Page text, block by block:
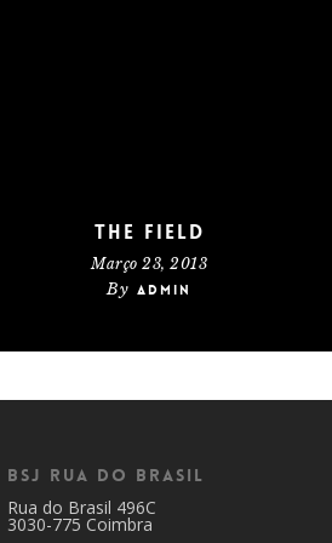
The Field
Março 23, 2013
By admin
BSJ Rua do Brasil
Rua do Brasil 496C
3030-775 Coimbra